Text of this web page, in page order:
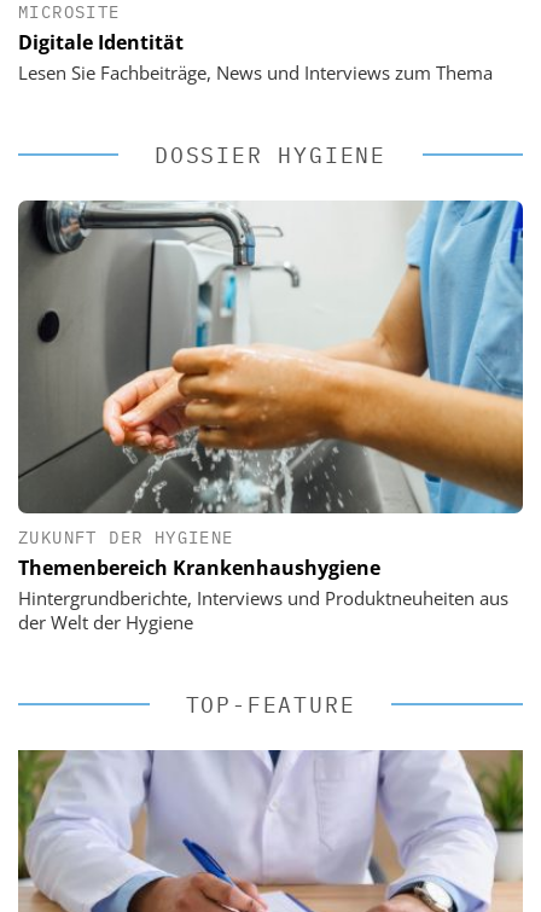
MICROSITE
Digitale Identität
Lesen Sie Fachbeiträge, News und Interviews zum Thema
DOSSIER HYGIENE
ZUKUNFT DER HYGIENE
Themenbereich Krankenhaushygiene
Hintergrundberichte, Interviews und Produktneuheiten aus
der Welt der Hygiene
TOP-FEATURE